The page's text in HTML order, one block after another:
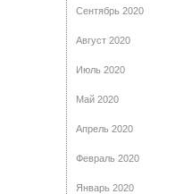
Сентябрь 2020
Август 2020
Июль 2020
Май 2020
Апрель 2020
Февраль 2020
Январь 2020